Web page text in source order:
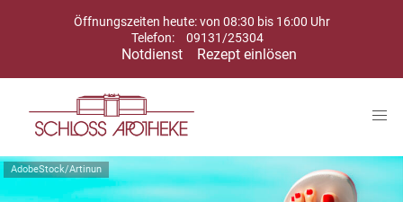
Öffnungszeiten heute: von 08:30 bis 16:00 Uhr
Telefon:
09131/25304
Notdienst Rezept einlösen
AdobeStock/Artinun